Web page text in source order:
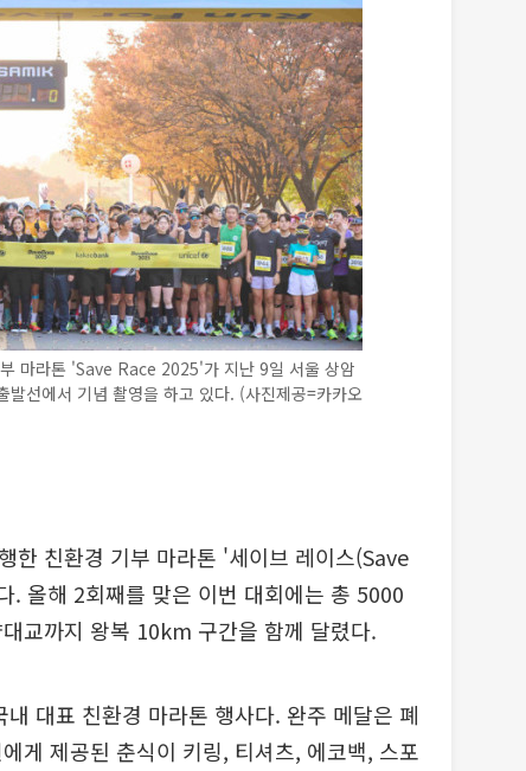
마라톤 'Save Race 2025'가 지난 9일 서울 상암
선에서 기념 촬영을 하고 있다. (사진제공=카카오
한 친환경 기부 마라톤 '세이브 레이스(Save
올해 2회째를 맞은 이번 대회에는 총 5000
교까지 왕복 10km 구간을 함께 달렸다.
대표 친환경 마라톤 행사다. 완주 메달은 폐
게 제공된 춘식이 키링, 티셔츠, 에코백, 스포